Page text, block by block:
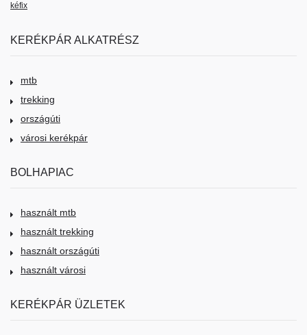
kéfix
KERÉKPÁR ALKATRÉSZ
mtb
trekking
országúti
városi kerékpár
BOLHAPIAC
használt mtb
használt trekking
használt országúti
használt városi
KERÉKPÁR ÜZLETEK